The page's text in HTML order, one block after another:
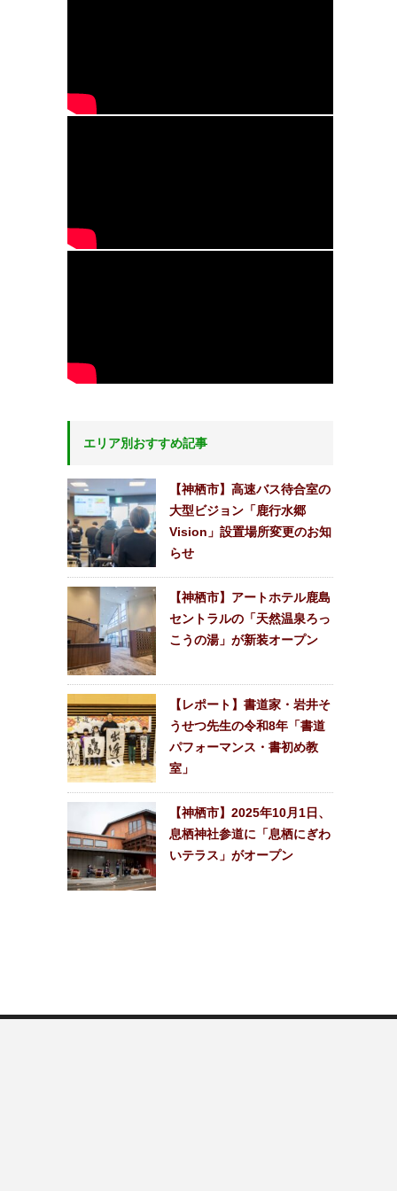
エリア別おすすめ記事
【神栖市】高速バス待合室の
大型ビジョン「鹿行水郷
Vision」設置場所変更のお知
らせ
【神栖市】アートホテル鹿島
セントラルの「天然温泉ろっ
こうの湯」が新装オープン
【レポート】書道家・岩井そ
うせつ先生の令和8年「書道
パフォーマンス・書初め教
室」
【神栖市】2025年10月1日、
息栖神社参道に「息栖にぎわ
いテラス」がオープン